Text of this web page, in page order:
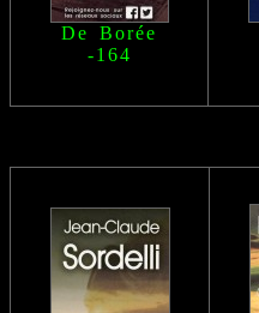
De Borée
-164